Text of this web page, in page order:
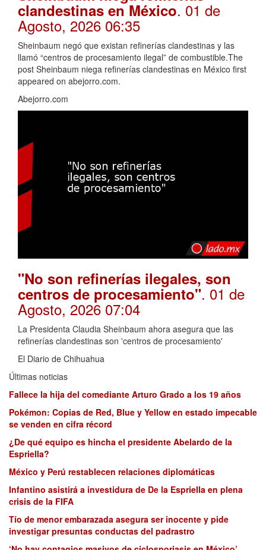
clandestinas en México. 01 de
Agosto, 2026 06:35
Sheinbaum negó que existan refinerías clandestinas y las
llamó “centros de procesamiento ilegal” de combustible.The
post Sheinbaum niega refinerías clandestinas en México first
appeared on abejorro.com.
Abejorro.com
"No son refinerías ilegales, son
centros de procesamiento". 01 de
Agosto, 2026 07:04
La Presidenta Claudia Sheinbaum ahora asegura que las
refinerías clandestinas son 'centros de procesamiento'
El Diario de Chihuahua
Últimas noticias
Fallece la hija del comediante Arturo Grado a los 19 años
Pokémon: Copias de Red, Blue y Yellow en estado impecable
se venden en cifra récord
¿De qué equipo es hincha el presidente Abelardo de la
Espriella?
México y Perú restablecen relaciones diplomáticas
Infantino asistirá a investidura de De la Espriella en plena
crisis de la FIFA
Tío de menor embarazada asegura ser inocente y pide
investigar presuntas conductas del padrastro